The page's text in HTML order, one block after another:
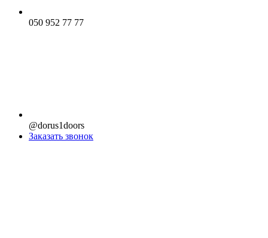
050 952 77 77
@dorus1doors
Заказать звонок